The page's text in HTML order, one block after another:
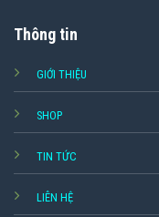
Thông tin
GIỚI THIỆU
SHOP
TIN TỨC
LIÊN HỆ